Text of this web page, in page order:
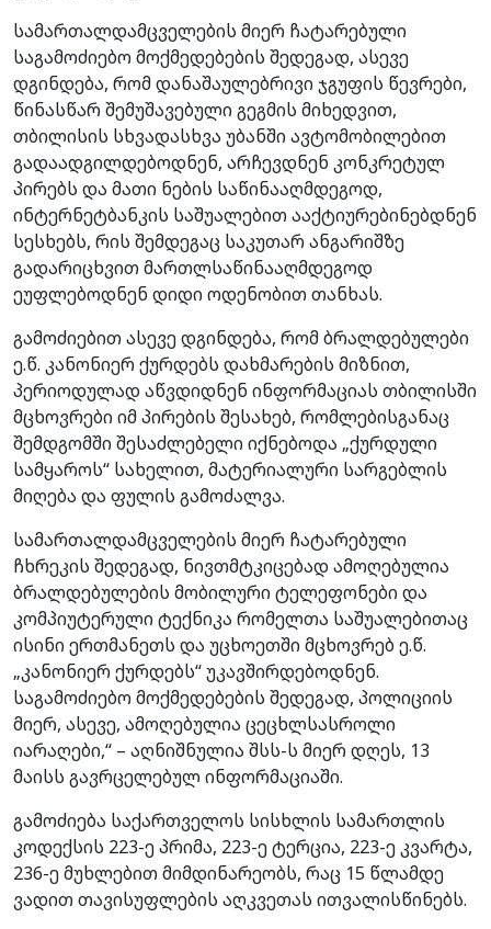
სამართალდამცველების მიერ ჩატარებული
საგამოძიებო მოქმედებების შედეგად, ასევე
დგინდება, რომ დანაშაულებრივი ჯგუფის წევრები,
წინასწარ შემუშავებული გეგმის მიხედვით,
თბილისის სხვადასხვა უბანში ავტომობილებით
გადაადგილდებოდნენ, არჩევდნენ კონკრეტულ
პირებს და მათი ნების საწინააღმდეგოდ,
ინტერნეტბანკის საშუალებით ააქტიურებინებდნენ
სესხებს, რის შემდეგაც საკუთარ ანგარიშზე
გადარიცხვით მართლსაწინააღმდეგოდ
ეუფლებოდნენ დიდი ოდენობით თანხას.
გამოძიებით ასევე დგინდება, რომ ბრალდებულები
ე.წ. კანონიერ ქურდებს დახმარების მიზნით,
პერიოდულად აწვდიდნენ ინფორმაციას თბილისში
მცხოვრები იმ პირების შესახებ, რომლებისგანაც
შემდგომში შესაძლებელი იქნებოდა „ქურდული
სამყაროს“ სახელით, მატერიალური სარგებლის
მიღება და ფულის გამოძალვა.
სამართალდამცველების მიერ ჩატარებული
ჩხრეკის შედეგად, ნივთმტკიცებად ამოღებულია
ბრალდებულების მობილური ტელეფონები და
კომპიუტერული ტექნიკა რომელთა საშუალებითაც
ისინი ერთმანეთს და უცხოეთში მცხოვრებ ე.წ.
„კანონიერ ქურდებს“ უკავშირდებოდნენ.
საგამოძიებო მოქმედებების შედეგად, პოლიციის
მიერ, ასევე, ამოღებულია ცეცხლსასროლი
იარაღები,“ – აღნიშნულია შსს-ს მიერ დღეს, 13
მაისს გავრცელებულ ინფორმაციაში.
გამოძიება საქართველოს სისხლის სამართლის
კოდექსის 223-ე პრიმა, 223-ე ტერცია, 223-ე კვარტა,
236-ე მუხლებით მიმდინარეობს, რაც 15 წლამდე
ვადით თავისუფლების აღკვეთას ითვალისწინებს.